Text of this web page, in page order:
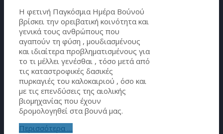
Η φετινή Παγκόσμια Ημέρα Βούνού
βρίσκει την ορειβατική κοινότητα και
γενικά τους ανθρώπους που
αγαπούν τη φύση , μουδιασμένους
και ιδιαίτερα προβληματισμένους για
το τι μέλλει γενέσθαι , τόσο μετά από
τις καταστροφικές δασικές
πυρκαγιές του καλοκαιριού , όσο και
με τις επενδύσεις της αιολικής
βιομηχανίας που έχουν
δρομολογηθεί στα βουνά μας.
Περισσότερα …